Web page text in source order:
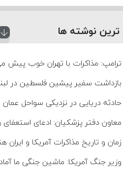
ترین نوشته ها
ترامپ: مذاکرات با تهران خوب پیش
بازداشت سفیر پیشین فلسطین در
حادثه دریایی در نزدیکی سواحل عمان
معاون دفتر پزشکیان: ادعای
است
زمان و تاریخ مذاکرات آمریکا و ایران
وزیر جنگ آمریکا: ماشین جنگی ما